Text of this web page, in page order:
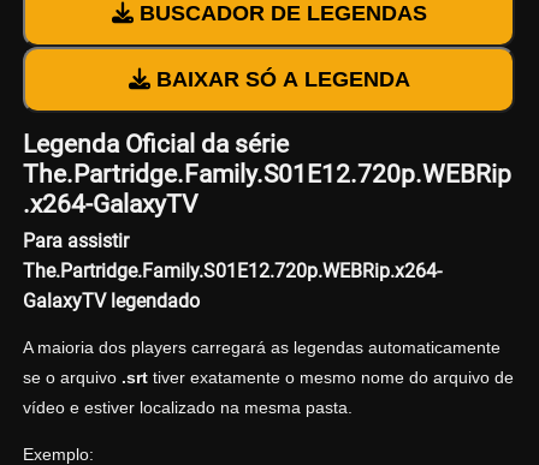
BUSCADOR DE LEGENDAS
BAIXAR SÓ A LEGENDA
Legenda Oficial da série
The.Partridge.Family.S01E12.720p.WEBRip
.x264-GalaxyTV
Para assistir
The.Partridge.Family.S01E12.720p.WEBRip.x264-
GalaxyTV legendado
A maioria dos players carregará as legendas automaticamente
se o arquivo .srttiver exatamente o mesmo nome do arquivo de
vídeo e estiver localizado na mesma pasta.
Exemplo: